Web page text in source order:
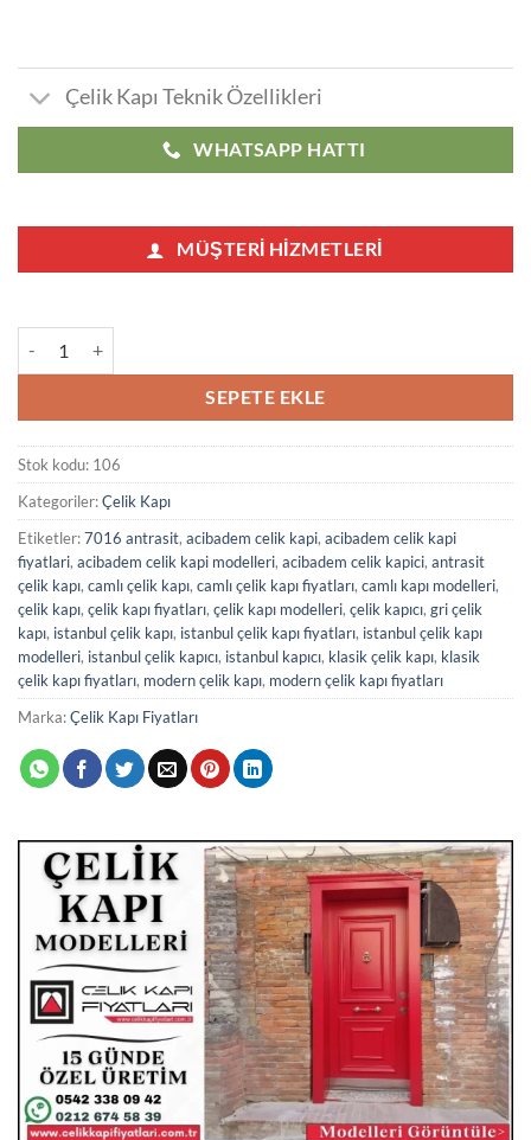
Çelik Kapı Teknik Özellikleri
WHATSAPP HATTI
MÜŞTERI HIZMETLERI
SEPETE EKLE
Stok kodu: 106
Kategoriler:Çelik Kapı
Etiketler:7016 antrasit, acibadem celik kapi, acibadem celik kapi
fiyatlari, acibadem celik kapi modelleri, acibadem celik kapici, antrasit
çelik kapı, camlı çelik kapı, camlı çelik kapı fiyatları, camlı kapı modelleri,
çelik kapı, çelik kapı fiyatları, çelik kapı modelleri, çelik kapıcı, gri çelik
kapı, istanbul çelik kapı, istanbul çelik kapı fiyatları, istanbul çelik kapı
modelleri, istanbul çelik kapıcı, istanbul kapıcı, klasik çelik kapı, klasik
çelik kapı fiyatları, modern çelik kapı, modern çelik kapı fiyatları
Marka:Çelik Kapı Fiyatları